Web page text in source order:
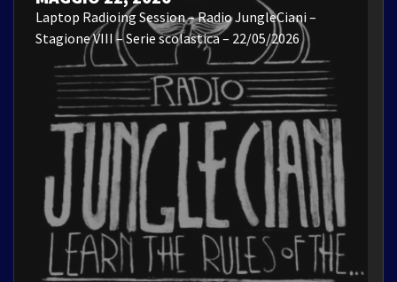
Laptop Radioing Session – Radio JungleCiani –
Stagione VIII – Serie scolastica – 22/05/2026